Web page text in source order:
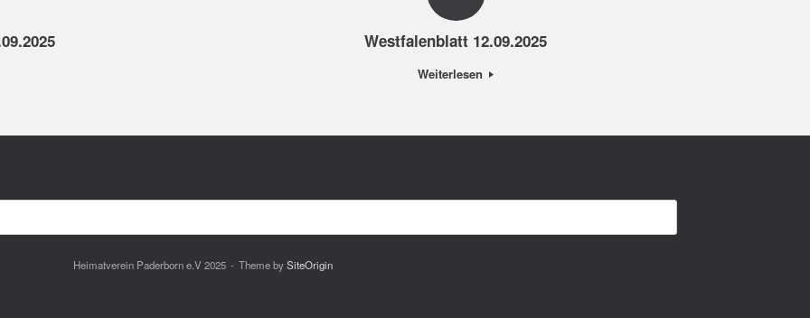
Westfalenblatt 12.09.2025
Weiterlesen
Heimatverein Paderborn e.V 2025 Theme bySiteOrigin